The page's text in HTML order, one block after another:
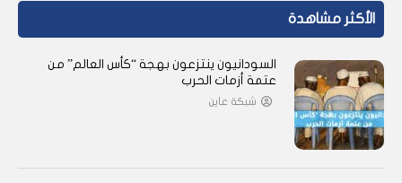
الأكثر مشاهدة
السودانيون ينتزعون بهجة “كأس العالم” من
عتمة أزمات الحرب
شبكة عاين